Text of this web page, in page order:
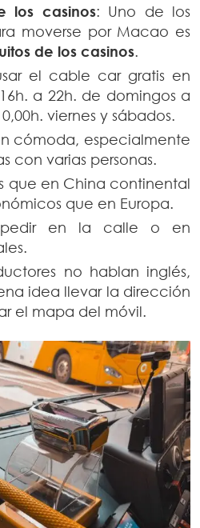
los casinos: Uno de los
moverse por Macao es
de los casinos.
el cable car gratis en
a 22h. de domingos a
viernes y sábados.
cómoda, especialmente
con varias personas.
que en China continental
que en Europa.
pedir en la calle o en
no hablan inglés,
idea llevar la dirección
el mapa del móvil.